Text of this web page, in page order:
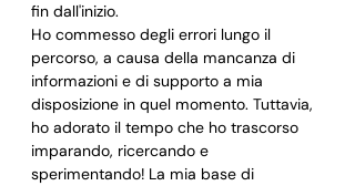
fin dall'inizio.
Ho commesso degli errori lungo il
percorso, a causa della mancanza di
informazioni e di supporto a mia
disposizione in quel momento. Tuttavia,
ho adorato il tempo che ho trascorso
imparando, ricercando e
sperimentando! La mia base di